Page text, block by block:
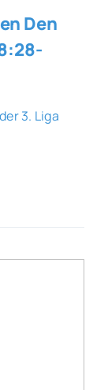
Den
3. Liga